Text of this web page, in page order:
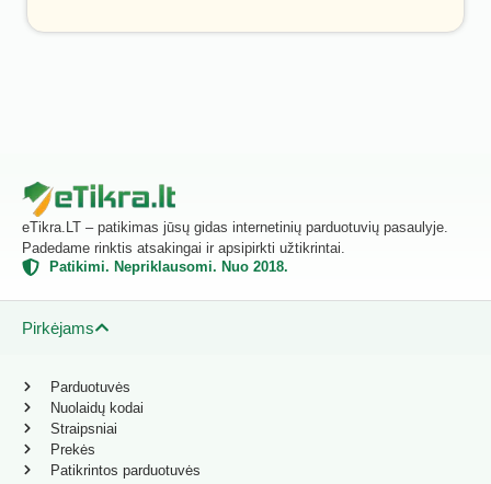
eTikra.LT – patikimas jūsų gidas internetinių parduotuvių pasaulyje.
Padedame rinktis atsakingai ir apsipirkti užtikrintai.
Patikimi. Nepriklausomi. Nuo 2018.
Pirkėjams
Parduotuvės
Nuolaidų kodai
Straipsniai
Prekės
Patikrintos parduotuvės